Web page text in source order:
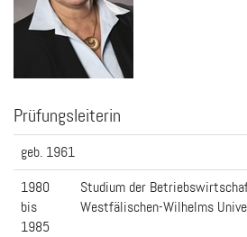
Prüfungsleiterin
geb. 1961
1980
bis
1985
Studium der
Westfälischen-Wilhelms